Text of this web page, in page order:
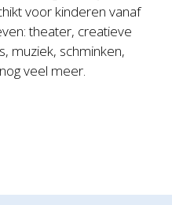
voor kinderen vanaf
theater, creatieve
muziek, schminken,
veel meer.